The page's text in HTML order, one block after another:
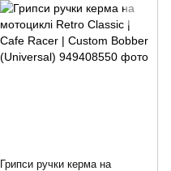
Грипси ручки керма на